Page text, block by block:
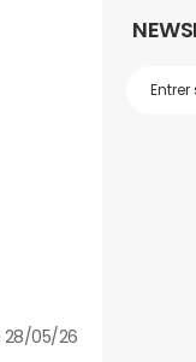
28/05/26